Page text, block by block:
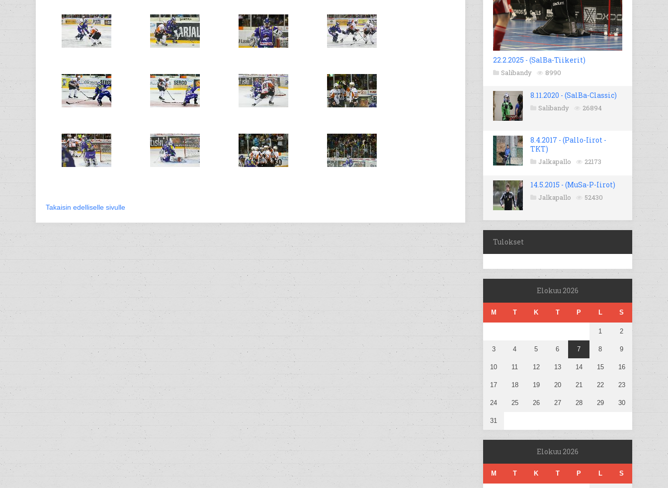
Takaisin edelliselle sivulle
22.2.2025 - (SalBa-Tiikerit)
Salibandy 8990
8.11.2020 - (SalBa-Classic)
Salibandy 26894
8.4.2017 - (Pallo-Iirot -
TKT)
Jalkapallo 22173
14.5.2015 - (MuSa-P-Iirot)
Jalkapallo 52430
Tulokset
Elokuu 2026
M T K T P L S
1 2
3 4 5 6 7 8 9
10 11 12 13 14 15 16
17 18 19 20 21 22 23
24 25 26 27 28 29 30
31
Elokuu 2026
M T K T P L S